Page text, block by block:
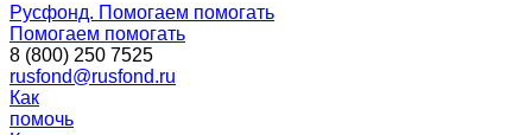
Русфонд. Помогаем помогать
Помогаем помогать
8 (800) 250 7525
rusfond@rusfond.ru
Как
помочь